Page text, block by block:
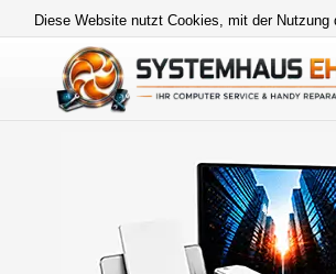
Diese Website nutzt Cookies, mit der